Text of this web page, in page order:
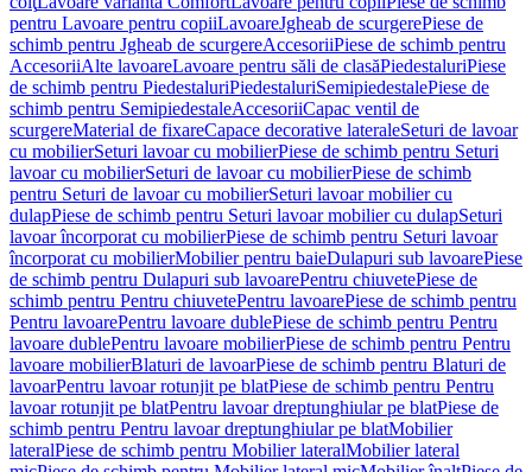
pentru Lavoare pentru copiiLavoareJgheab de scurgerePiese de
schimb pentru Jgheab de scurgereAccesoriiPiese de schimb pentru
AccesoriiAlte lavoareLavoare pentru săli de clasăPiedestaluriPiese
de schimb pentru PiedestaluriPiedestaluriSemipiedestalePiese de
schimb pentru SemipiedestaleAccesoriiCapac ventil de
scurgereMaterial de fixareCapace decorative lateraleSeturi de lavoar
cu mobilierSeturi lavoar cu mobilierPiese de schimb pentru Seturi
lavoar cu mobilierSeturi de lavoar cu mobilierPiese de schimb
pentru Seturi de lavoar cu mobilierSeturi lavoar mobilier cu
dulapPiese de schimb pentru Seturi lavoar mobilier cu dulapSeturi
lavoar încorporat cu mobilierPiese de schimb pentru Seturi lavoar
încorporat cu mobilierMobilier pentru baieDulapuri sub lavoarePiese
de schimb pentru Dulapuri sub lavoarePentru chiuvetePiese de
schimb pentru Pentru chiuvetePentru lavoarePiese de schimb pentru
Pentru lavoarePentru lavoare dublePiese de schimb pentru Pentru
lavoare dublePentru lavoare mobilierPiese de schimb pentru Pentru
lavoare mobilierBlaturi de lavoarPiese de schimb pentru Blaturi de
lavoarPentru lavoar rotunjit pe blatPiese de schimb pentru Pentru
lavoar rotunjit pe blatPentru lavoar dreptunghiular pe blatPiese de
schimb pentru Pentru lavoar dreptunghiular pe blatMobilier
lateralPiese de schimb pentru Mobilier lateralMobilier lateral